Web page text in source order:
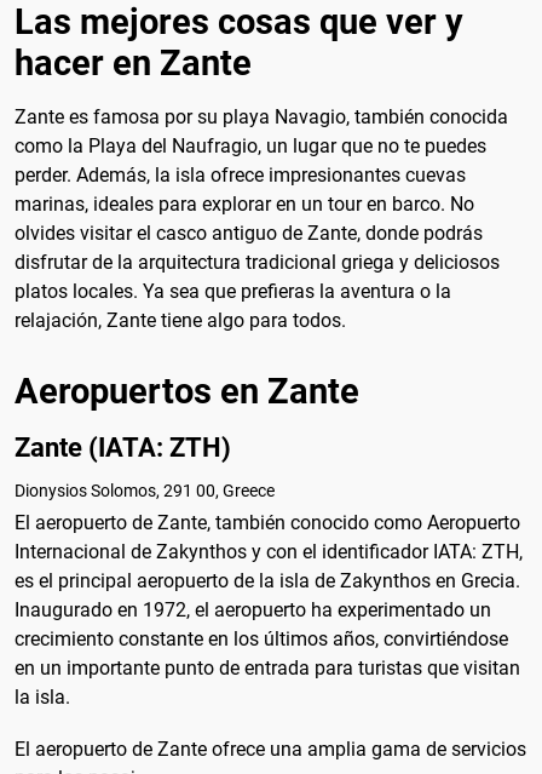
Las mejores cosas que ver y
hacer en Zante
Zante es famosa por su playa Navagio, también conocida
como la Playa del Naufragio, un lugar que no te puedes
perder. Además, la isla ofrece impresionantes cuevas
marinas, ideales para explorar en un tour en barco. No
olvides visitar el casco antiguo de Zante, donde podrás
disfrutar de la arquitectura tradicional griega y deliciosos
platos locales. Ya sea que prefieras la aventura o la
relajación, Zante tiene algo para todos.
Aeropuertos en Zante
Zante (IATA: ZTH)
Dionysios Solomos, 291 00, Greece
El aeropuerto de Zante, también conocido como Aeropuerto
Internacional de Zakynthos y con el identificador IATA: ZTH,
es el principal aeropuerto de la isla de Zakynthos en Grecia.
Inaugurado en 1972, el aeropuerto ha experimentado un
crecimiento constante en los últimos años, convirtiéndose
en un importante punto de entrada para turistas que visitan
la isla.
El aeropuerto de Zante ofrece una amplia gama de servicios